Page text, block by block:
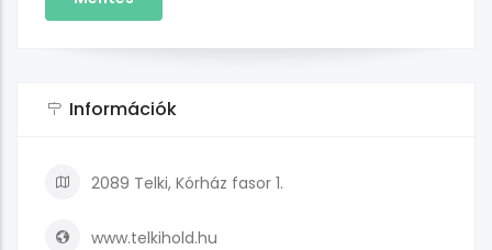
Információk
2089 Telki, Kórház fasor 1.
www.telkihold.hu